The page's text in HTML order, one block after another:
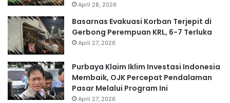
April 28, 2026
Basarnas Evakuasi Korban Terjepit di
Gerbong Perempuan KRL, 6-7 Terluka
April 27, 2026
Purbaya Klaim Iklim Investasi Indonesia
Membaik, OJK Percepat Pendalaman
Pasar Melalui Program Ini
April 27, 2026